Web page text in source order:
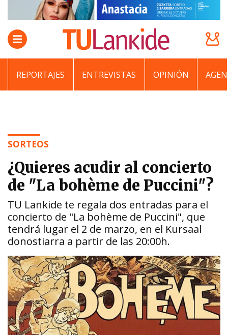
REPORTAJES ENTREVISTAS OPINIÓN
SORTEOS
¿Quieres acudir al concierto
de "La bohème de Puccini"?
TU Lankide te regala dos entradas para el
concierto de "La bohème de Puccini", que
tendrá lugar el 2 de marzo, en el Kursaal
donostiarra a partir de las 20:00h.